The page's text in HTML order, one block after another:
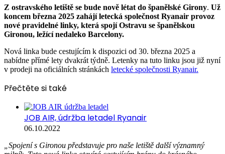
Z ostravského letiště se bude nově létat do španělské Girony. Už
koncem března 2025 zahájí letecká společnost Ryanair provoz
nové pravidelné linky, která spojí Ostravu se španělskou
Gironou, ležící nedaleko Barcelony.
Nová linka bude cestujícím k dispozici od 30. března 2025 a
nabídne přímé lety dvakrát týdně. Letenky na tuto linku jsou již nyní
v prodeji na oficiálních stránkách letecké společnosti Ryanair.
Přečtěte si také
JOB AIR, údržba letadel Ryanair
06.10.2022
„Spojení s Gironou představuje pro naše letiště další významný